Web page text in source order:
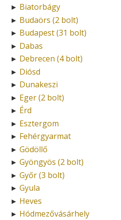
► Biatorbágy
► Budaörs (2 bolt)
► Budapest (31 bolt)
► Dabas
► Debrecen (4 bolt)
► Diósd
► Dunakeszi
► Eger (2 bolt)
► Érd
► Esztergom
► Fehérgyarmat
► Gödöllő
► Gyöngyös (2 bolt)
► Győr (3 bolt)
► Gyula
► Heves
► Hódmezővásárhely